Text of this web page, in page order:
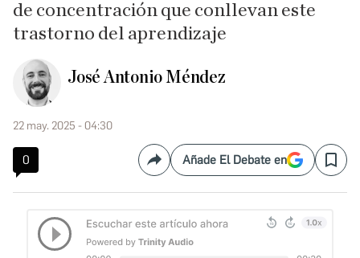
de concentración que conllevan este
trastorno del aprendizaje
José Antonio Méndez
22 may. 2025 - 04:30
0 CompartirAñade El Debate en Save